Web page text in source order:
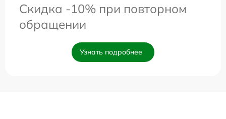
Скидка -10% при повторном
обращении
Узнать подробнее